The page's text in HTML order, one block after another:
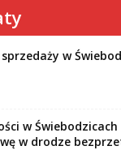
w
w
w drodze